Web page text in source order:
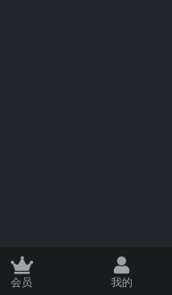
会员 我的